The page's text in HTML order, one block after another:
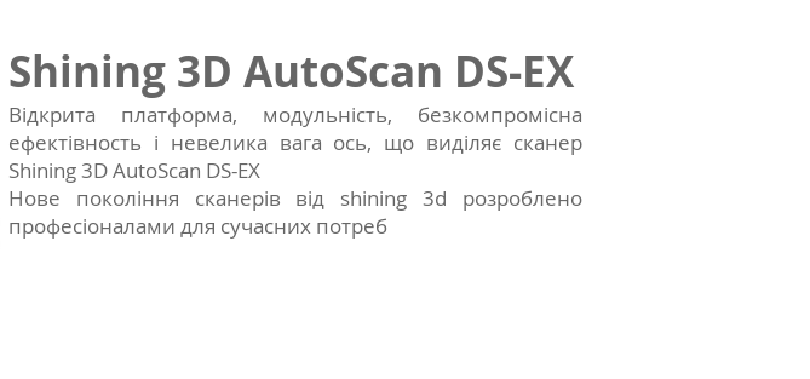
Shining 3D AutoScan DS-EX
Відкрита платформа, модульність, безкомпромісна
ефектівность і невелика вага ось, що виділяє сканер
Shining 3D AutoScan DS-EX
Нове покоління сканерів від shining 3d розроблено
професіоналами для сучасних потреб